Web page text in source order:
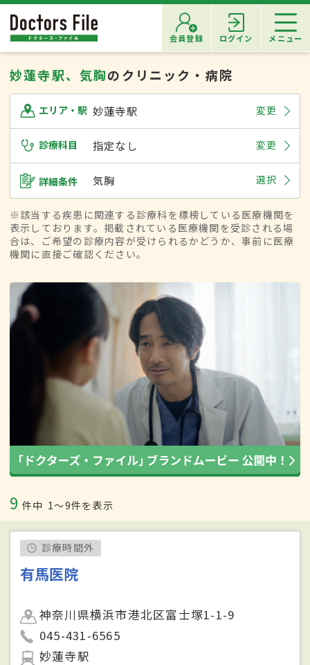
会員登録 ログイン メニュー
妙蓮寺駅、気胸のクリニック・病院
エリア・駅 妙蓮寺駅 変更
診療科目 指定なし 変更
詳細条件 気胸 選択
※該当する疾患に関連する診療科を標榜している医療機関を
表示しております。掲載されている医療機関を受診される場
合は、ご希望の診療内容が受けられるかどうか、事前に医療
機関に直接ご確認ください。
9 件中 1〜9件を表示
診療時間外
有馬医院
神奈川県横浜市港北区富士塚1-1-9
045-431-6565
妙蓮寺駅